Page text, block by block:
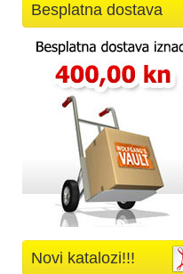
Besplatna dostava
Novi katalozi!!!